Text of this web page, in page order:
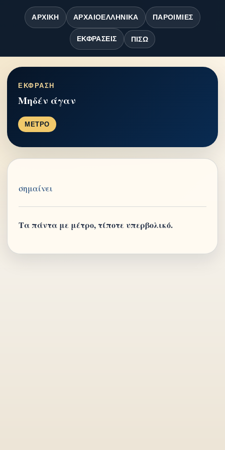
ΑΡΧΙΚΉ ΑΡΧΑΙΟΕΛΛΗΝΙΚΆ ΠΑΡΟΙΜΊΕΣ
ΕΚΦΡΆΣΕΙΣ ΠΊΣΩ
ΕΚΦΡΑΣΗ
Μηδέν άγαν
ΜΕΤΡΟ
σημαίνει
Τα πάντα με μέτρο, τίποτε υπερβολικό.